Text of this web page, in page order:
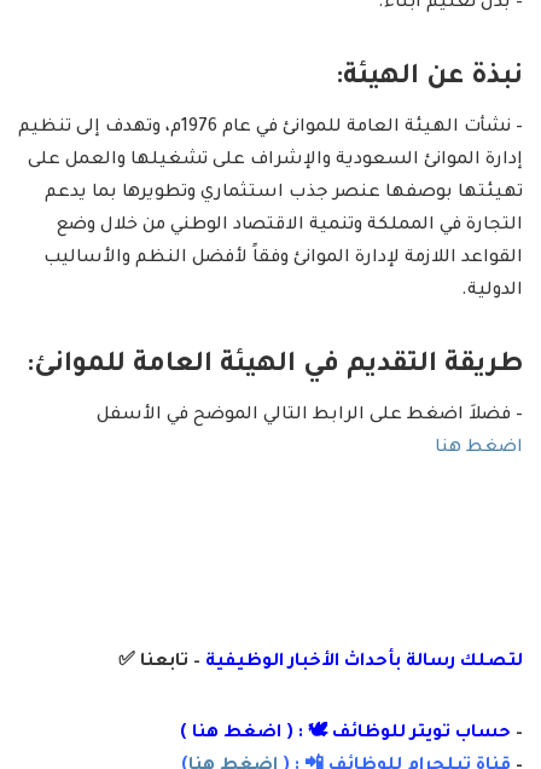
نبذة عن الهيئة:
– نشأت الهيئة العامة للموانئ في عام 1976م، وتهدف إلى تنظيم
إدارة الموانئ السعودية والإشراف على تشغيلها والعمل على
تهيئتها بوصفها عنصر جذب استثماري وتطويرها بما يدعم
التجارة في المملكة وتنمية الاقتصاد الوطني من خلال وضع
القواعد اللازمة لإدارة الموانئ وفقاً لأفضل النظم والأساليب
الدولية.
طريقة التقديم في الهيئة العامة للموانئ:
– فضلاَ اضغط على الرابط التالي الموضح في الأسفل
اضغط هنا
لتصلك رسالة بأحداث الأخبار الوظيفية – تابعنا ✅
– حساب تويتر للوظائف 🕊 : ( اضغط هنا )